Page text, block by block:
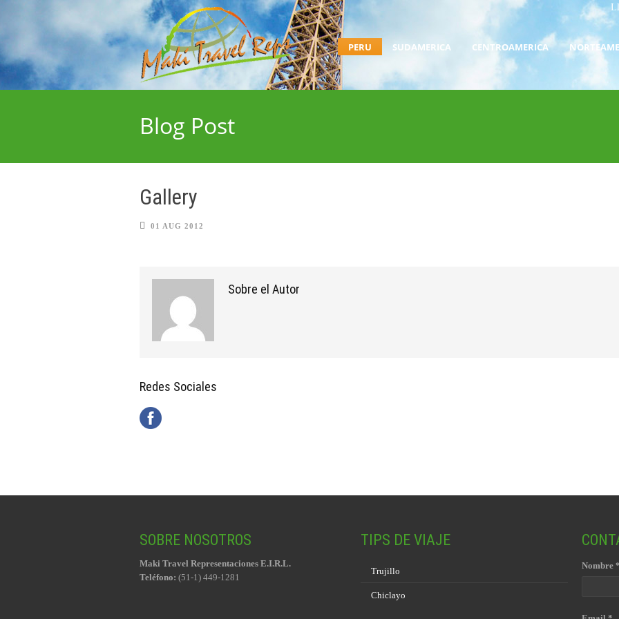
PERU SUDAMERICA CENTROAMERICA
Blog Post
Gallery
01 AUG 2012
Sobre el Autor
Redes Sociales
SOBRE NOSOTROS
Maki Travel Representaciones E.I.R.L.
Teléfono: (51-1) 449-1281
TIPS DE VIAJE
Trujillo
Chiclayo
Nombre *